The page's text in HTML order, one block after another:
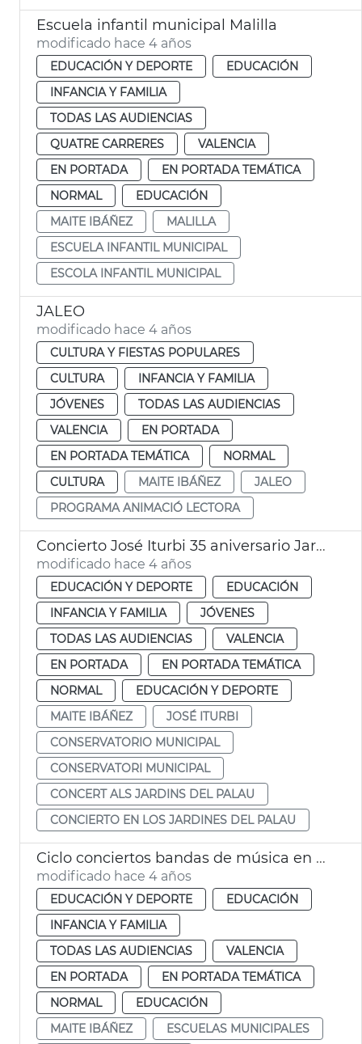
Escuela infantil municipal Malilla
modificado hace 4 años
EDUCACIÓN Y DEPORTE
EDUCACIÓN
INFANCIA Y FAMILIA
TODAS LAS AUDIENCIAS
QUATRE CARRERES
VALENCIA
EN PORTADA
EN PORTADA TEMÁTICA
NORMAL
EDUCACIÓN
MAITE IBÁÑEZ
MALILLA
ESCUELA INFANTIL MUNICIPAL
ESCOLA INFANTIL MUNICIPAL
JALEO
modificado hace 4 años
CULTURA Y FIESTAS POPULARES
CULTURA
INFANCIA Y FAMILIA
JÓVENES
TODAS LAS AUDIENCIAS
VALENCIA
EN PORTADA
EN PORTADA TEMÁTICA
NORMAL
CULTURA
MAITE IBÁÑEZ
JALEO
PROGRAMA ANIMACIÓ LECTORA
Concierto José Iturbi 35 aniversario Jardín del Túria
modificado hace 4 años
EDUCACIÓN Y DEPORTE
EDUCACIÓN
INFANCIA Y FAMILIA
JÓVENES
TODAS LAS AUDIENCIAS
VALENCIA
EN PORTADA
EN PORTADA TEMÁTICA
NORMAL
EDUCACIÓN Y DEPORTE
MAITE IBÁÑEZ
JOSÉ ITURBI
CONSERVATORIO MUNICIPAL
CONSERVATORI MUNICIPAL
CONCERT ALS JARDINS DEL PALAU
CONCIERTO EN LOS JARDINES DEL PALAU
Ciclo conciertos bandas de música en escuelas municipales
modificado hace 4 años
EDUCACIÓN Y DEPORTE
EDUCACIÓN
INFANCIA Y FAMILIA
TODAS LAS AUDIENCIAS
VALENCIA
EN PORTADA
EN PORTADA TEMÁTICA
NORMAL
EDUCACIÓN
MAITE IBÁÑEZ
ESCUELAS MUNICIPALES